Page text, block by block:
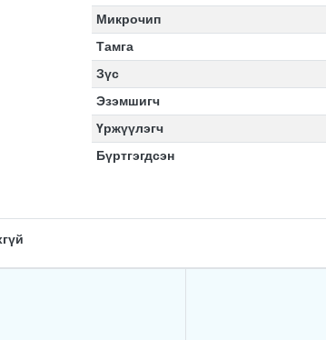
Микрочип
Тамга
Зүс
Эзэмшигч
Үржүүлэгч
Бүртгэгдсэн